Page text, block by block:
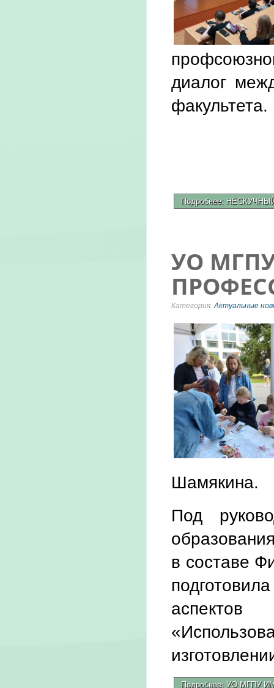
диалог
факультета.
Подробнее:
УО
Категория: Актуальные
Шамякина.
Под
в составе
аспектов
Подробнее: УО МГПУ